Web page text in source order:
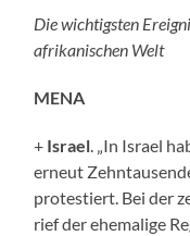
Die wichtigsten
afrikanischen Welt
MENA
+ Israel . „In Israel
erneut
protestiert. Bei der
rief der ehemalige